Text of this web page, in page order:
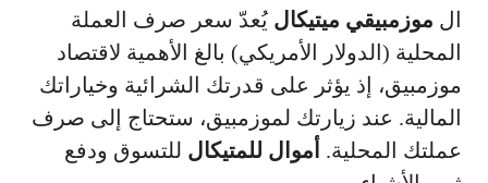
ال موزمبيقي ميتيكال يُعدّ سعر صرف العملة
المحلية (الدولار الأمريكي) بالغ الأهمية لاقتصاد
موزمبيق، إذ يؤثر على قدرتك الشرائية وخياراتك
المالية. عند زيارتك لموزمبيق، ستحتاج إلى صرف
عملتك المحلية. أموال للمتيكال للتسوق ودفع